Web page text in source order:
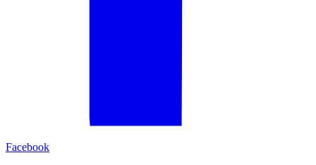
Facebook